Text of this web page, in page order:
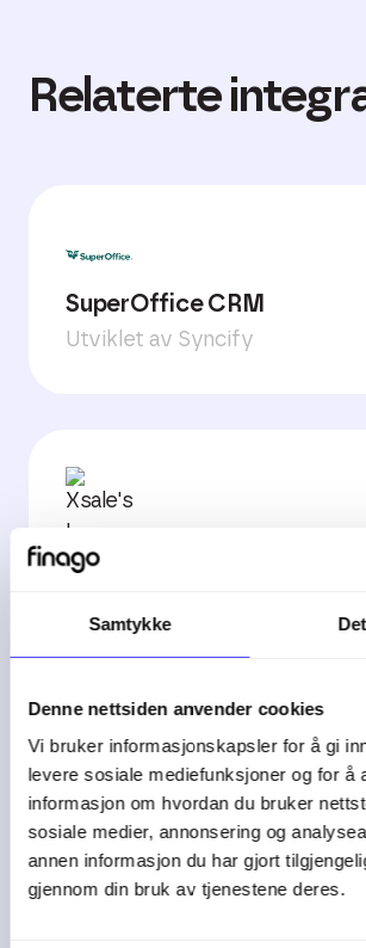
Samtykke
Denne nettsiden anvender cookies
Vi bruker informasjonskapsler for å gi
levere sosiale mediefunksjoner og for
informasjon om hvordan du bruker
sosiale medier, annonsering og
annen informasjon du har gjort
gjennom din bruk av tjenestene deres.
Relaterte
SuperOffice CRM
Utviklet av Syncify
Xsale
Autogear
Utvikler av ECIT Autogear AS